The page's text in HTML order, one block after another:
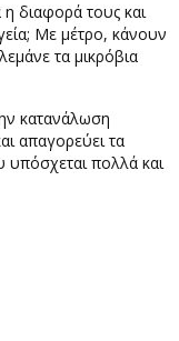
διαφορά τους και
Με μέτρο, κάνουν
τα μικρόβια
κατανάλωση
απαγορεύει τα
πολλά και